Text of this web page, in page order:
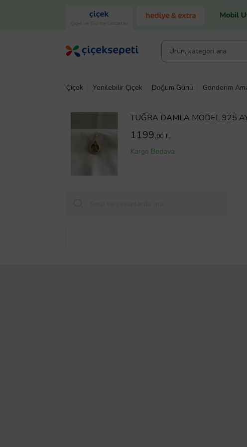
Çiçek ve Gurme Lezzetler
Çiçek Yenilebilir Çiçek Doğum Günü Gönderim
TUĞRA DAMLA MODEL 925
1199,00 TL
Kargo Bedava